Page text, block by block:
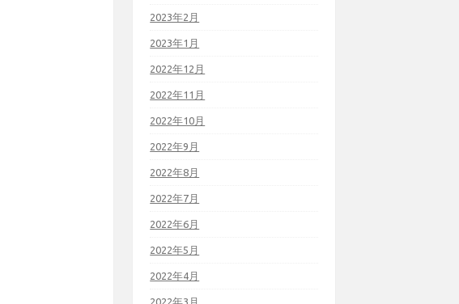
2023年2月
2023年1月
2022年12月
2022年11月
2022年10月
2022年9月
2022年8月
2022年7月
2022年6月
2022年5月
2022年4月
2022年3月